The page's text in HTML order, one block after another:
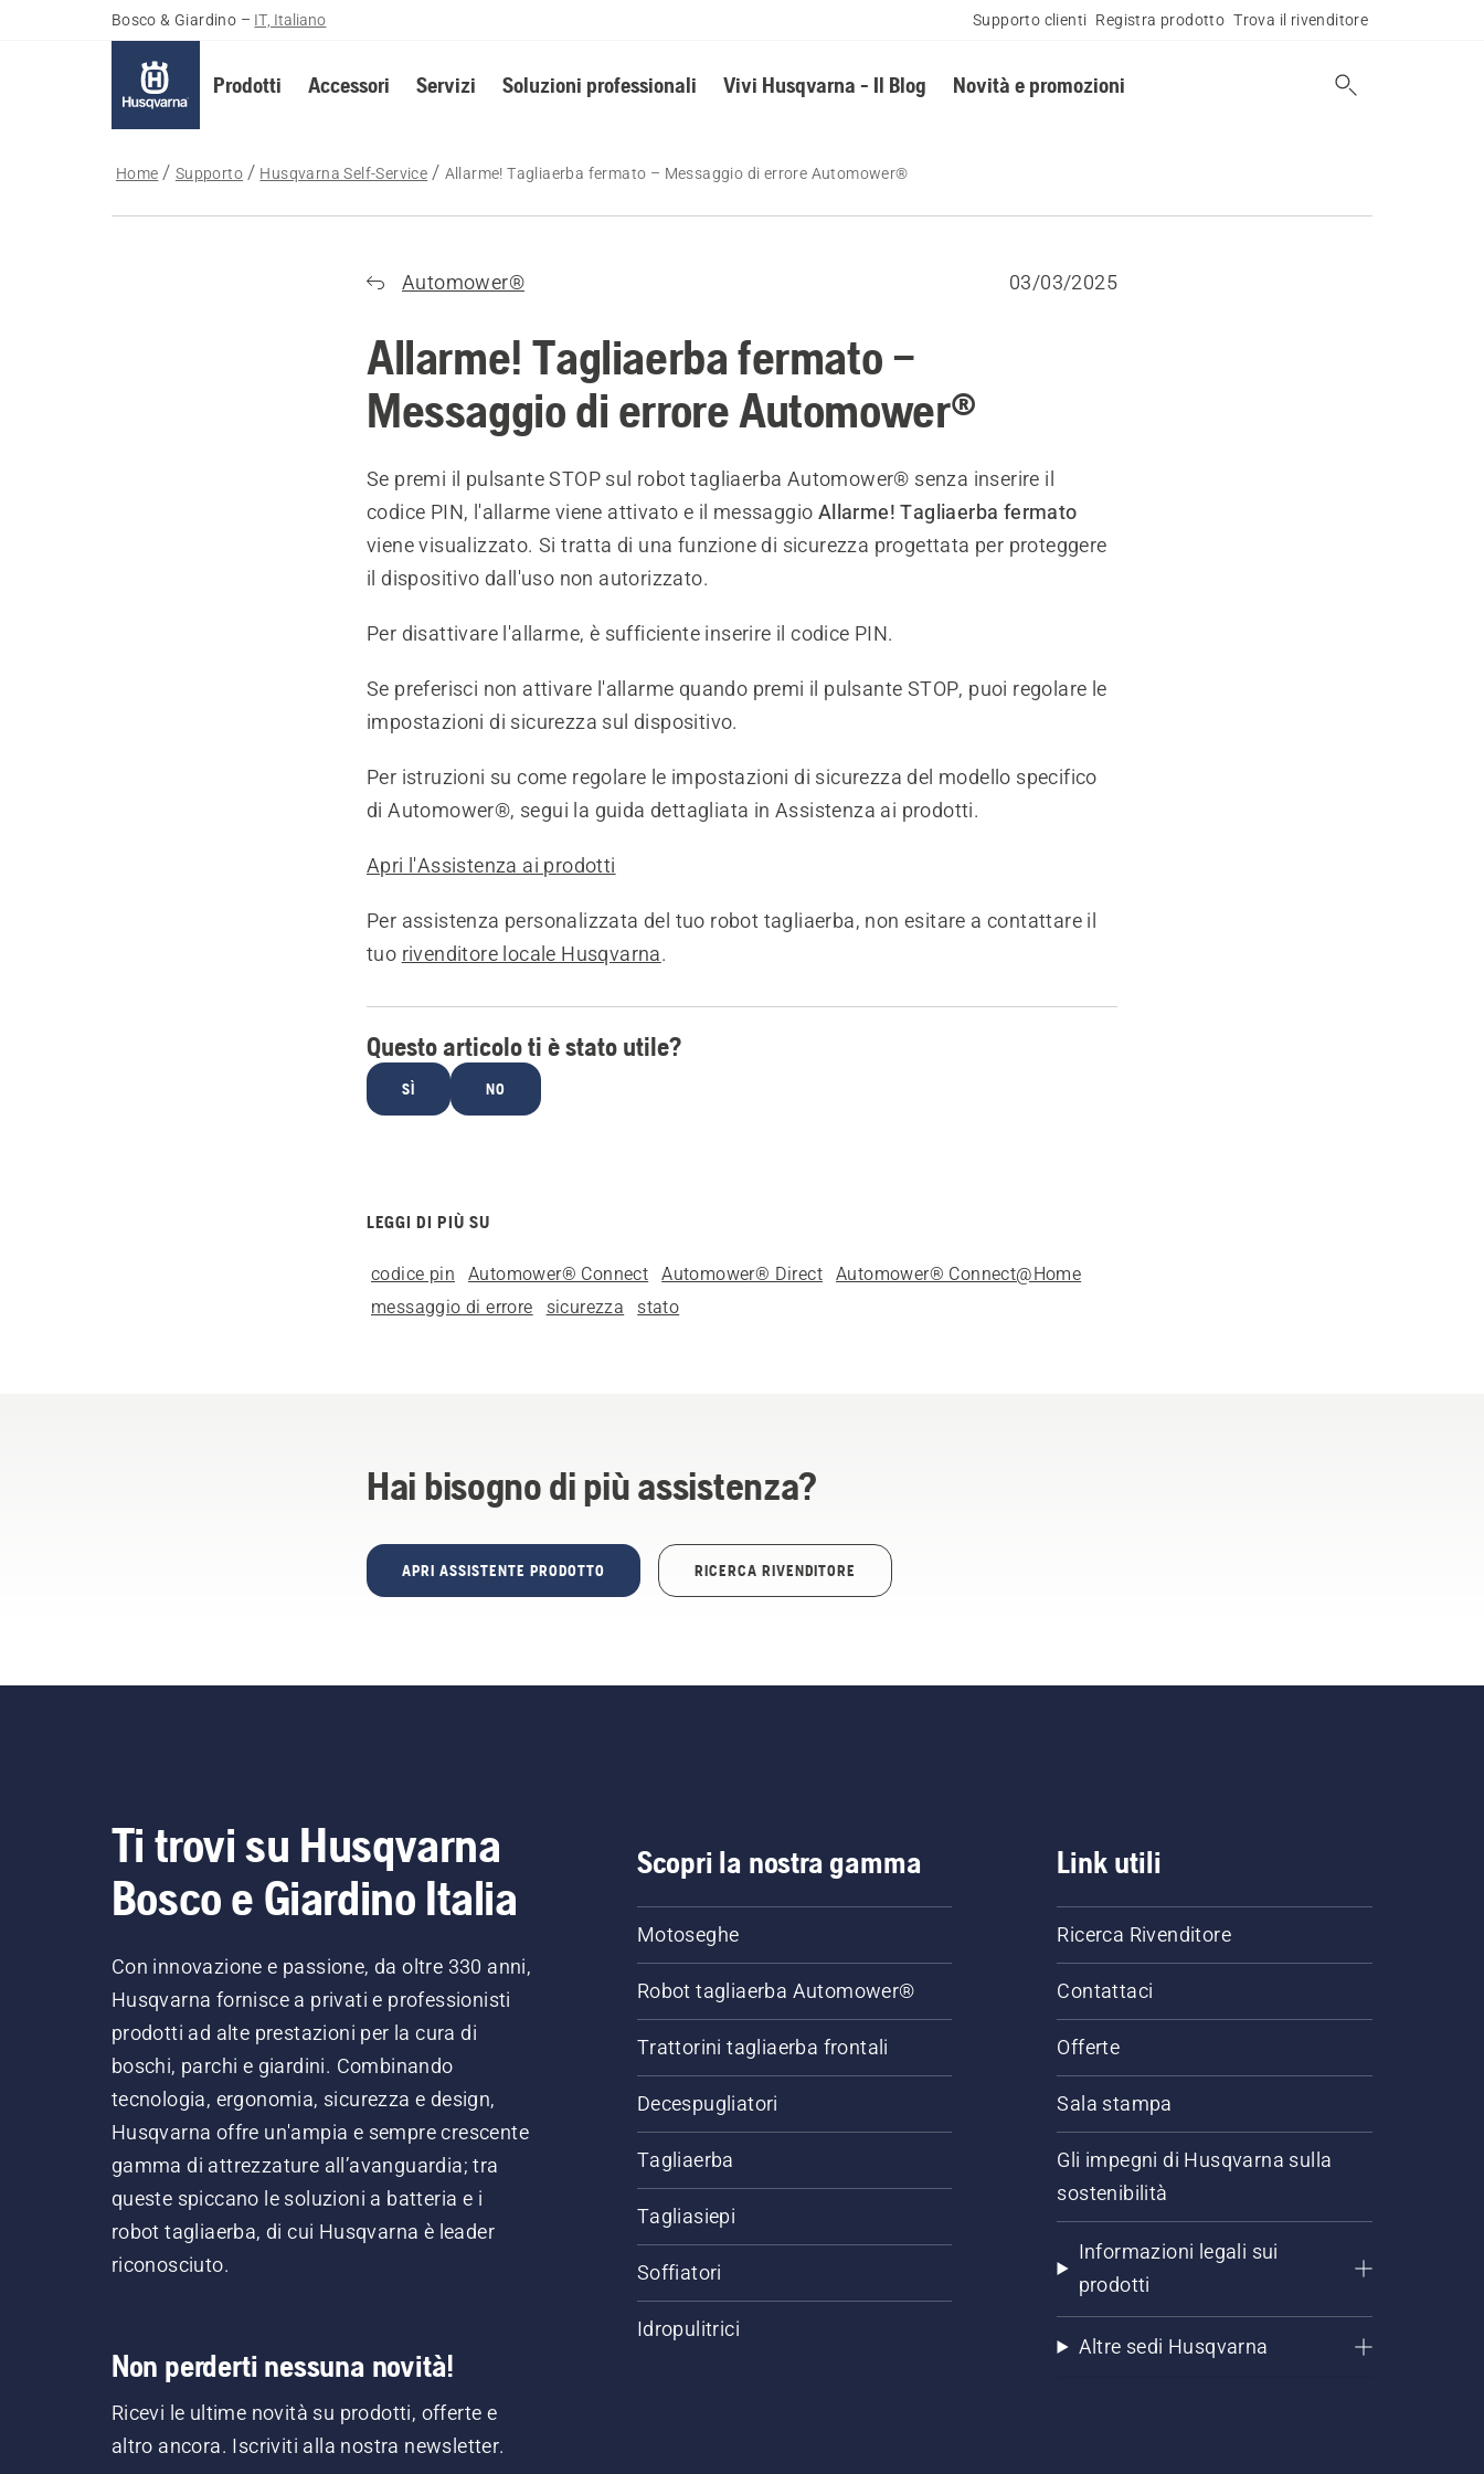
Bosco & Giardino – IT, Italiano Supporto clienti Registra prodotto Trova il rivenditore
Prodotti Accessori Servizi Soluzioni professionali Vivi Husqvarna - Il Blog Novità e promozioni
Home Supporto Husqvarna Self-Service Allarme! Tagliaerba fermato – Messaggio di errore Automower®
Automower® 03/03/2025
Allarme! Tagliaerba fermato –
Messaggio di errore Automower®
Se premi il pulsante STOP sul robot tagliaerba Automower® senza inserire il
codice PIN, l'allarme viene attivato e il messaggio Allarme! Tagliaerba fermato
viene visualizzato. Si tratta di una funzione di sicurezza progettata per proteggere
il dispositivo dall'uso non autorizzato.
Per disattivare l'allarme, è sufficiente inserire il codice PIN.
Se preferisci non attivare l'allarme quando premi il pulsante STOP, puoi regolare le
impostazioni di sicurezza sul dispositivo.
Per istruzioni su come regolare le impostazioni di sicurezza del modello specifico
di Automower®, segui la guida dettagliata in Assistenza ai prodotti.
Apri l'Assistenza ai prodotti
Per assistenza personalizzata del tuo robot tagliaerba, non esitare a contattare il
tuo rivenditore locale Husqvarna.
Questo articolo ti è stato utile?
SÌ NO
LEGGI DI PIÙ SU
codice pin Automower® Connect Automower® Direct
Automower® Connect@Home
messaggio di errore
sicurezza stato
Hai bisogno di più assistenza?
APRI ASSISTENTE PRODOTTO RICERCA RIVENDITORE
Ti trovi su Husqvarna
Bosco e Giardino Italia
Con innovazione e passione, da oltre 330 anni,
Husqvarna fornisce a privati e professionisti
prodotti ad alte prestazioni per la cura di
boschi, parchi e giardini. Combinando
tecnologia, ergonomia, sicurezza e design,
Husqvarna offre un'ampia e sempre crescente
gamma di attrezzature all’avanguardia; tra
queste spiccano le soluzioni a batteria e i
robot tagliaerba, di cui Husqvarna è leader
riconosciuto.
Non perderti nessuna novità!
Ricevi le ultime novità su prodotti, offerte e
altro ancora. Iscriviti alla nostra newsletter.
Scopri la nostra gamma
Motoseghe
Robot tagliaerba Automower®
Trattorini tagliaerba frontali
Decespugliatori
Tagliaerba
Tagliasiepi
Soffiatori
Idropulitrici
Link utili
Ricerca Rivenditore
Contattaci
Offerte
Sala stampa
Gli impegni di Husqvarna sulla
sostenibilità
Informazioni legali sui
prodotti
Altre sedi Husqvarna